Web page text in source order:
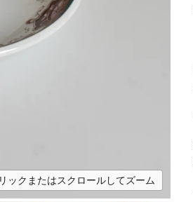
ックまたはスクロールしてズーム